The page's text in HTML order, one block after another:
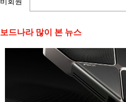
보드나라 많이 본 뉴스